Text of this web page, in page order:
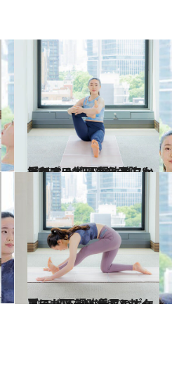
2023.8.16
重だるい生理痛を予防＆緩和する 【不調改善フェムケアヨガ】 #02 ゆりかごのポーズ
ビューティ＆ヘルス
2023.8.17
夏でもツラい冷え＆むくみに 【不調改善フェムケアヨガ】 #04 乗馬のポーズ
ビューティ＆ヘルス